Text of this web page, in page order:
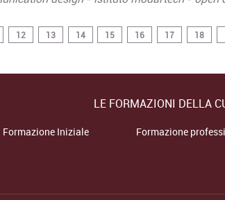
12 13 14 15 16 17 18
LE FORMAZIONI DELLA
Formazione Iniziale Formazione